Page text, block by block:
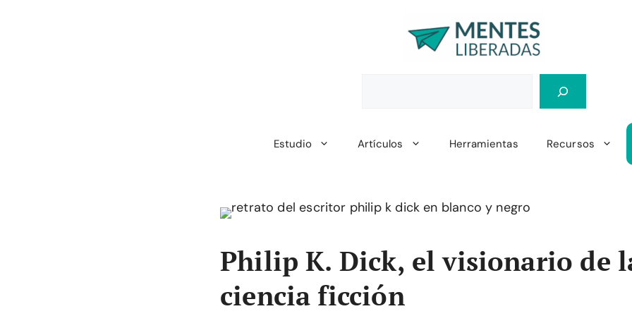
Estudio Artículos Herramientas Recursos
Philip K. Dick, el visionario de
ciencia ficción